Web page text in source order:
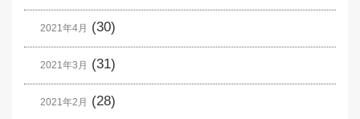
2021年4月 (30)
2021年3月 (31)
2021年2月 (28)